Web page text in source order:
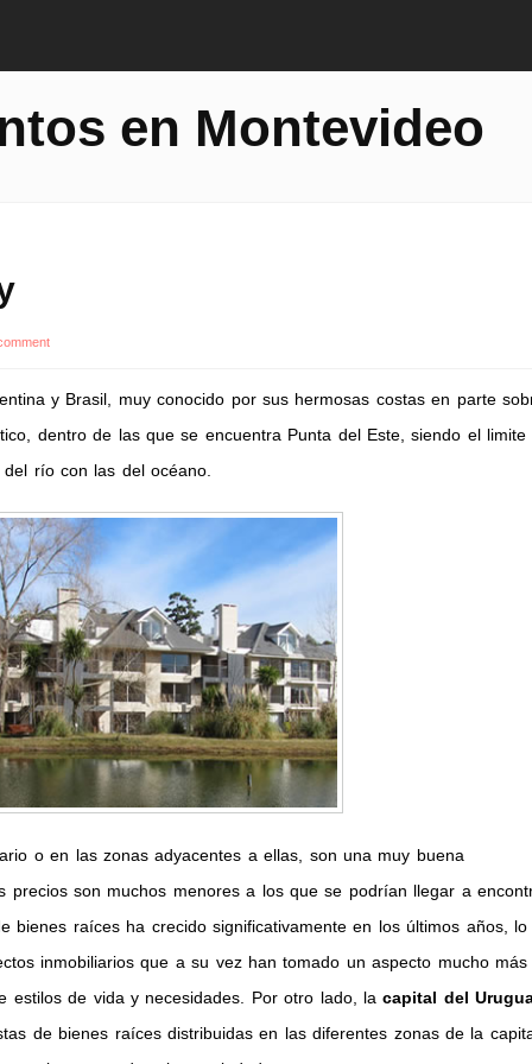
en Montevideo
y Brasil, muy conocido por sus hermosas costas en parte
dentro de las que se encuentra Punta del Este, siendo el limite
río con las del océano.
o en las zonas adyacentes a ellas, son una muy buena
son muchos menores a los que se podrían llegar a
bienes raíces ha crecido significativamente en los últimos años, lo
inmobiliarios que a su vez han tomado un aspecto mucho más
estilos de vida y necesidades. Por otro lado, lacapital del
de bienes raíces distribuidas en las diferentes zonas de la